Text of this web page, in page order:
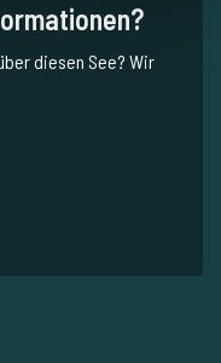
diesen See? Wir